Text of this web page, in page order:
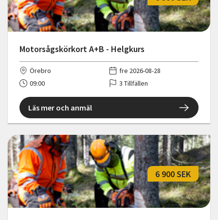
Motorsågskörkort A+B - Helgkurs
Örebro
fre 2026-08-28
09:00
3 Tillfällen
Läs mer och anmäl
6 900 SEK